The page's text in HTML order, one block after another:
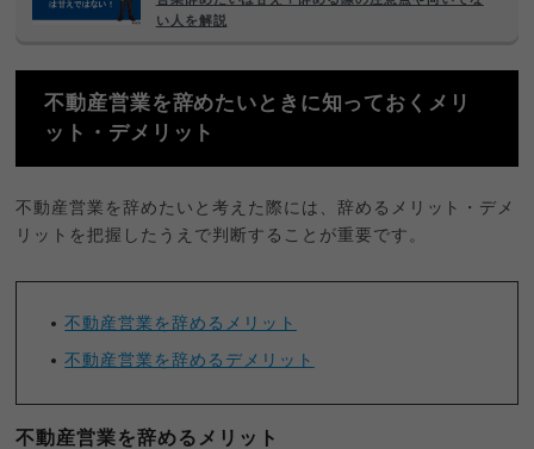
い人を解説
不動産営業を辞めたいときに知っておくメリ
ット・デメリット
不動産営業を辞めたいと考えた際には、辞めるメリット・デメ
リットを把握したうえで判断することが重要です。
不動産営業を辞めるメリット
不動産営業を辞めるデメリット
不動産営業を辞めるメリット